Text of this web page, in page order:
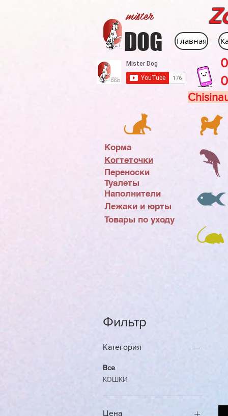
mister
DOG Главная
Корма
Когтеточки
Переноски
Туалеты
Наполнители
Лежаки и юрты
Товары по уходу
Фильтр
Категория
Все
КОШКИ
Цена